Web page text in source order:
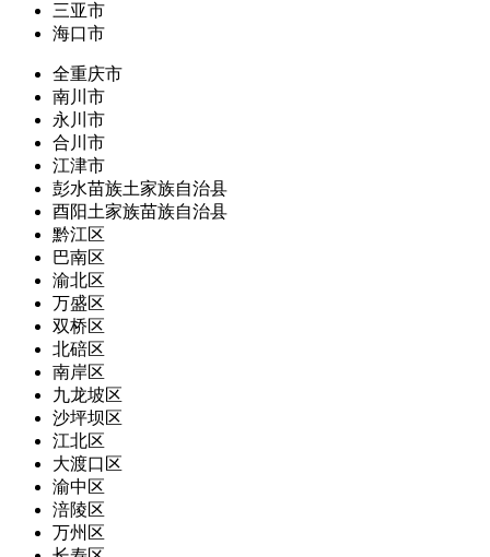
三亚市
海口市
全重庆市
南川市
永川市
合川市
江津市
彭水苗族土家族自治县
酉阳土家族苗族自治县
黔江区
巴南区
渝北区
万盛区
双桥区
北碚区
南岸区
九龙坡区
沙坪坝区
江北区
大渡口区
渝中区
涪陵区
万州区